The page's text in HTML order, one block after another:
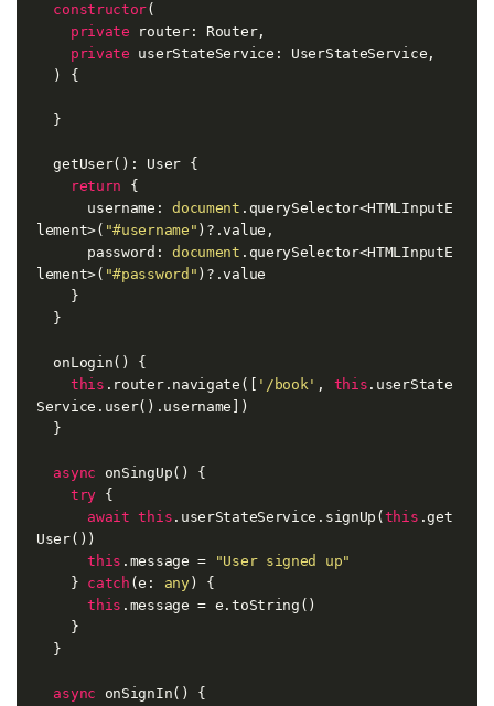
constructor(
private router: Router,
private userStateService: UserStateService,
) {
  getUser(): User {
return {
      username:
document .querySelector<HTMLInputE
lement>( "#username" )?.value,
      password:
document .querySelector<HTMLInputE
lement>( "#password" )?.value
this .router.navigate([ '/book' , this .userState
Service.user().username])
async onSingUp() {
try {
await this .userStateService.signUp( this .get
User())
this .message =
"User signed up"
    }
catch (e: any) {
this .message = e.toString()
async onSignIn() {